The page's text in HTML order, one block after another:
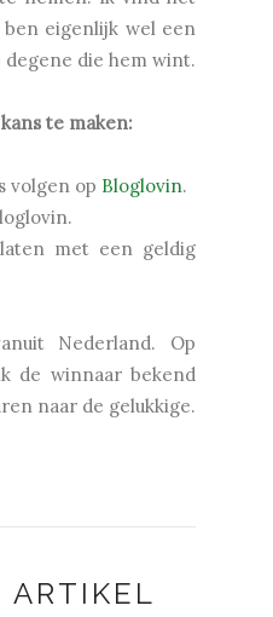
ben eigenlijk wel een
die hem wint.
te maken:
volgen op Bloglovin.
met een geldig
Nederland. Op
de winnaar bekend
naar de gelukkige.
ARTIKEL